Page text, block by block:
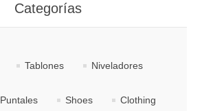
Categorías
Tablones Niveladores
Puntales Shoes Clothing